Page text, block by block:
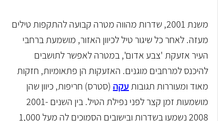
משנת 2001, שדרות מהווה מטרה קבועה להתקפות טילים
מעזה. לאחר כל שיגור טיל לכיוון האזור, מושמעת ברחבי
העיר אזעקת 'צבע אדום', במטרה לאפשר לתושבים
להיכנס למרחבים מוגנים. האזעקות הן פתאומיות, חזקות
מאוד ומעוררות תגובותעקה (סטרס) חריפות, כיוון שהן
מושמעות זמן קצר לפני נפילת הטיל. בין השנים 2001-
2008 נשמעו בשדרות ובישובים הסמוכים לה מעל 1,000